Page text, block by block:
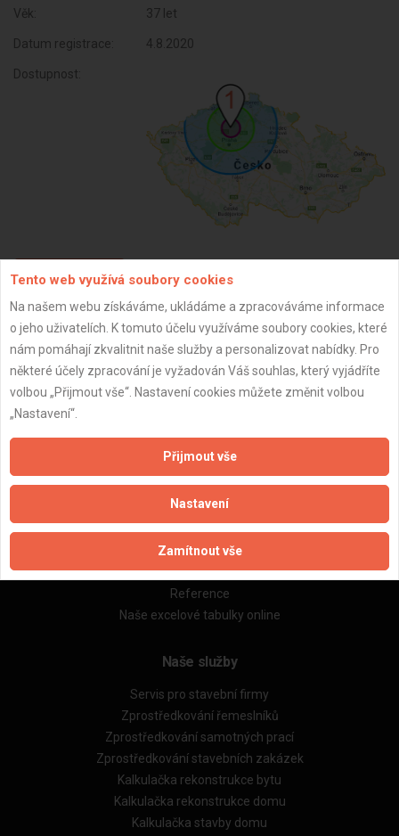
Věk: 37 let
Datum registrace: 4.8.2020
Dostupnost:
ZPĚT
Aktualizováno z portálu ARES dne 30.12.2023 01:00:11
Důležité informace
Naše firmy a řemeslníci
Zpracování a ochrana osobních údajů
Zásady pro používání souborů cookie
Obchodní podmínky (zprostředkování)
Obchodní podmínky (rozpočtování)
Reference
Naše excelové tabulky online
Naše služby
Servis pro stavební firmy
Zprostředkování řemeslníků
Zprostředkování samotných prací
Zprostředkování stavebních zakázek
Kalkulačka rekonstrukce bytu
Kalkulačka rekonstrukce domu
Kalkulačka stavby domu
Tento web využívá soubory cookies
Na našem webu získáváme, ukládáme a zpracováváme informace
o jeho uživatelích. K tomuto účelu využíváme soubory cookies, které
nám pomáhají zkvalitnit naše služby a personalizovat nabídky. Pro
některé účely zpracování je vyžadován Váš souhlas, který vyjádříte
volbou „Přijmout vše“. Nastavení cookies můžete změnit volbou
„Nastavení“.
Přijmout vše
Nastavení
Zamítnout vše